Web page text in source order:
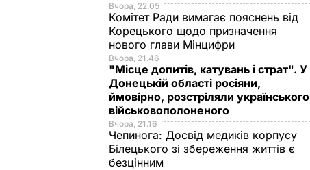
Вчора, 22.05
Комітет Ради вимагає пояснень від
Корецького щодо призначення
нового глави Мінцифри
Вчора, 21.46
"Місце допитів, катувань і страт". У
Донецькій області росіяни,
ймовірно, розстріляли українського
військовополоненого
Вчора, 21.16
Чепинога: Досвід медиків корпусу
Білецького зі збереження життів є
безцінним